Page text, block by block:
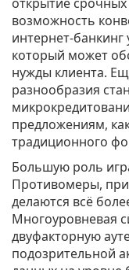
возможность
интернет-
который может
нужды клиента.
разнообразия
предложениям,
традиционного
Большую роль
Противомеры,
делаются всё
Многоуровневая
двуфакторную
подозрительной